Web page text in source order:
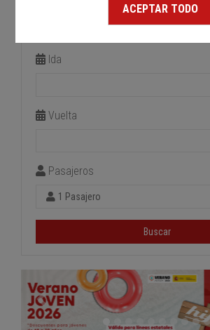
ACEPTAR TODO
Estación de llegada
Ida
Vuelta
Pasajeros
1 Pasajero
Buscar